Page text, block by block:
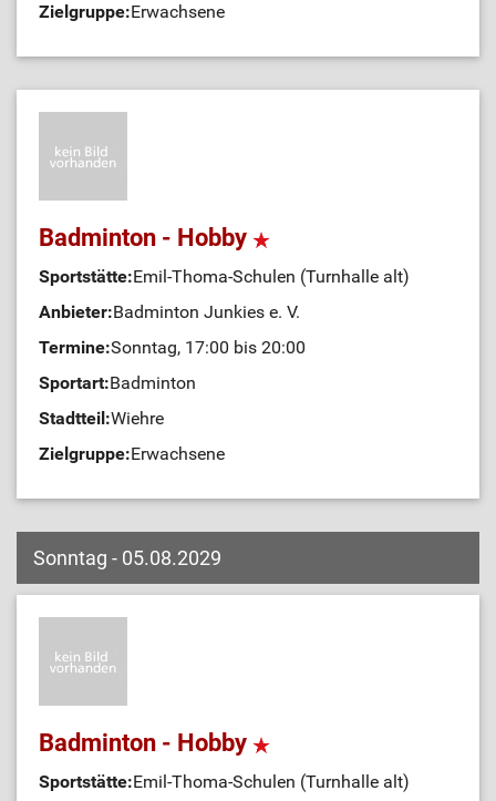
Zielgruppe:Erwachsene
Badminton - Hobby
Sportstätte:Emil-Thoma-Schulen (Turnhalle alt)
Anbieter:Badminton Junkies e. V.
Termine:Sonntag, 17:00 bis 20:00
Sportart:Badminton
Stadtteil:Wiehre
Zielgruppe:Erwachsene
Sonntag - 05.08.2029
Badminton - Hobby
Sportstätte:Emil-Thoma-Schulen (Turnhalle alt)